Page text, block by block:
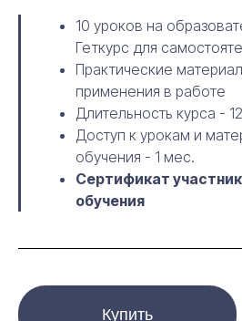
10 уроков на
Геткурс для
Практические
применения в работе
Длительность курса -
Доступ к урокам и
обучения - 1 мес.
Сертификат
обучения
Купить